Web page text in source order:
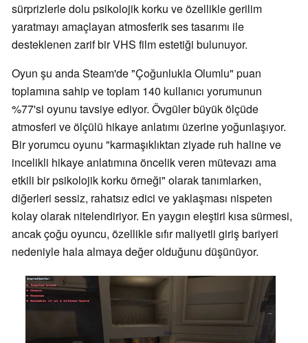
sürprizlerle dolu psikolojik korku ve özellikle gerilim
yaratmayı amaçlayan atmosferik ses tasarımı ile
desteklenen zarif bir VHS film estetiği bulunuyor.
Oyun şu anda Steam'de "Çoğunlukla Olumlu" puan
toplamına sahip ve toplam 140 kullanıcı yorumunun
%77'si oyunu tavsiye ediyor. Övgüler büyük ölçüde
atmosferi ve ölçülü hikaye anlatımı üzerine yoğunlaşıyor.
Bir yorumcu oyunu "karmaşıklıktan ziyade ruh haline ve
incelikli hikaye anlatımına öncelik veren mütevazı ama
etkili bir psikolojik korku örneği" olarak tanımlarken,
diğerleri sessiz, rahatsız edici ve yaklaşması nispeten
kolay olarak nitelendiriyor. En yaygın eleştiri kısa sürmesi,
ancak çoğu oyuncu, özellikle sıfır maliyetli giriş bariyeri
nedeniyle hala almaya değer olduğunu düşünüyor.